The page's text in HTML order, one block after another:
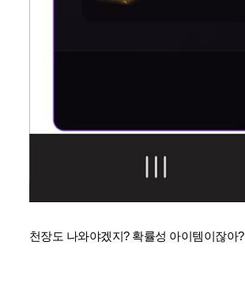
천장도 나와야겠지? 확률성 아이템이잖아?